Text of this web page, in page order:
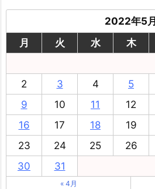
2022年5月
月
火 水 木
2
3 4 5
9
10 11 12
16
17 18 19
23
24 25 26
30
31
« 4月